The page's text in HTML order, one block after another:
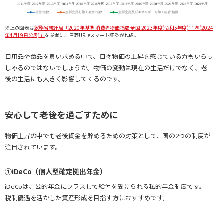
※上の図表は総務省統計局「2020年基準 消費者物価指数 全国 2023年度(令和5年度)平均 (2024
年4月19日公表)」 を参考に、三菱UFJ eスマート証券が作成。
日用品や食品を買い求める中で、日々物価の上昇を感じている方もいらっ
しゃるのではないでしょうか。物価の変動は現在の生活だけでなく、老
後の生活にも大きく影響してくるのです。
安心して老後を過ごすために
物価上昇の中でも老後資金を貯めるための対策として、国の2つの制度が
注目されています。
①iDeCo（個人型確定拠出年金）
iDeCoは、公的年金にプラスして給付を受けられる私的年金制度です。
税制優遇を活かした資産形成を目指す方におすすめです。